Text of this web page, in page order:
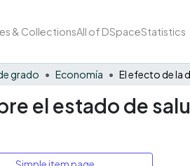
& CollectionsAll of DSpaceStatistics
grado Economía
el estado de